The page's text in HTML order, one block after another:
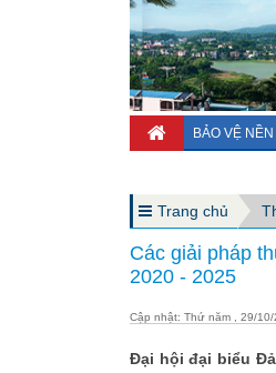
BẢO VỆ
Trang chủ
Các giải pháp
2020 - 2025
Cập nhật: Thứ năm , 29/
Đại hội đại biểu